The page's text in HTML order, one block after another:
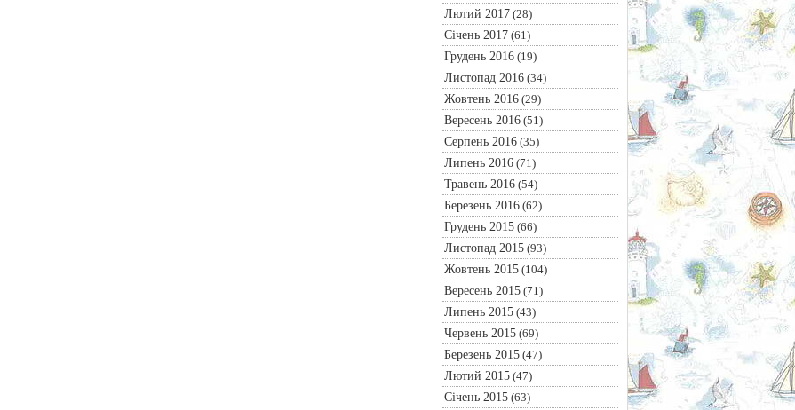
Лютий 2017(28)
Січень 2017(61)
Грудень 2016(19)
Листопад 2016(34)
Жовтень 2016(29)
Вересень 2016(51)
Серпень 2016(35)
Липень 2016(71)
Травень 2016(54)
Березень 2016(62)
Грудень 2015(66)
Листопад 2015(93)
Жовтень 2015(104)
Вересень 2015(71)
Липень 2015(43)
Червень 2015(69)
Березень 2015(47)
Лютий 2015(47)
Січень 2015(63)